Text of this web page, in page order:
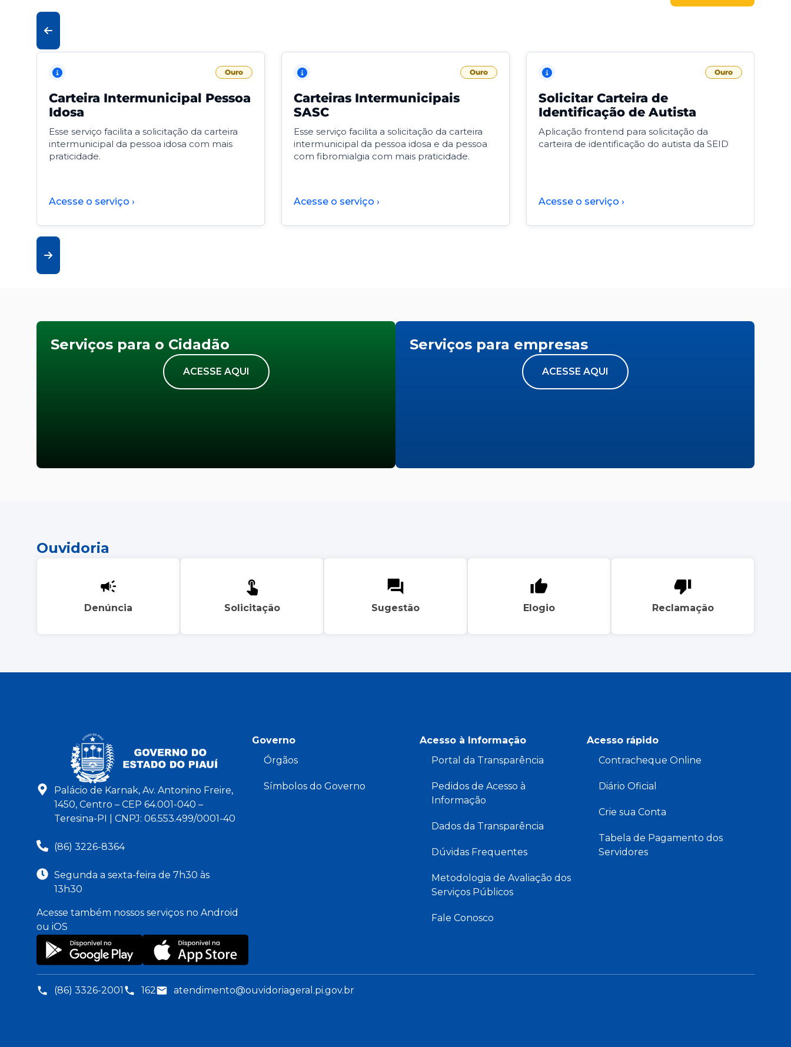
Ouro
Carteira Intermunicipal Pessoa
Idosa
Esse serviço facilita a solicitação da carteira
intermunicipal da pessoa idosa com mais
praticidade.
Acesse o serviço ›
Ouro
Carteiras Intermunicipais
SASC
Esse serviço facilita a solicitação da carteira
intermunicipal da pessoa idosa e da pessoa
com fibromialgia com mais praticidade.
Acesse o serviço ›
Ouro
Solicitar Carteira de
Identificação de Autista
Aplicação frontend para solicitação da
carteira de identificação do autista da SEID
Acesse o serviço ›
Serviços para o Cidadão
ACESSE AQUI
Serviços para empresas
ACESSE AQUI
Ouvidoria
Denúncia Solicitação Sugestão Elogio Reclamação
Palácio de Karnak, Av. Antonino Freire,
1450, Centro – CEP 64.001-040 –
Teresina-PI | CNPJ: 06.553.499/0001-40
(86) 3226-8364
Segunda a sexta-feira de 7h30 às
13h30
Acesse também nossos serviços no Android
ou iOS
Governo
Órgãos
Símbolos do Governo
Acesso à Informação
Portal da Transparência
Pedidos de Acesso à
Informação
Dados da Transparência
Dúvidas Frequentes
Metodologia de Avaliação dos
Serviços Públicos
Fale Conosco
Acesso rápido
Contracheque Online
Diário Oficial
Crie sua Conta
Tabela de Pagamento dos
Servidores
(86) 3326-2001 162 atendimento@ouvidoriageral.pi.gov.br